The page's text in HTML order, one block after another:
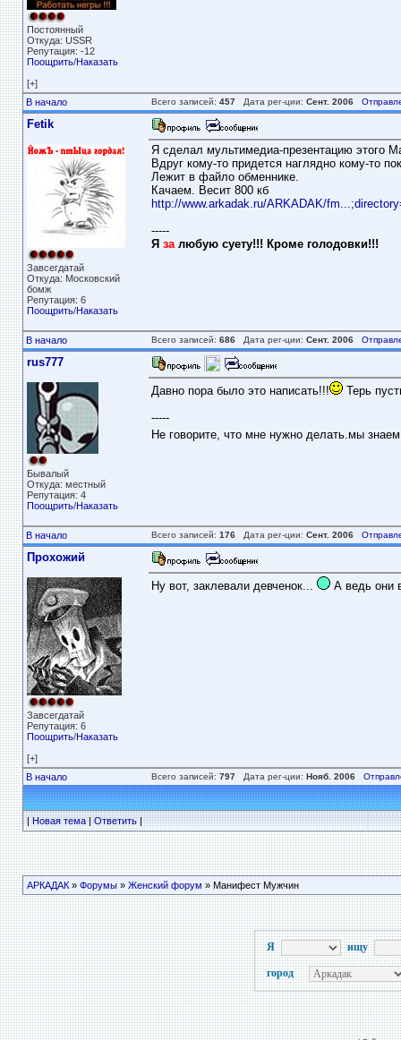
Постоянный
Откуда: USSR
Репутация: -12
Поощрить/Наказать
[+]
В начало
Всего записей: 457Дата рег-ции: Сент. 2006
Fetik
Завсегдатай
Откуда: Московский
бомж
Репутация: 6
Поощрить/Наказать
Я сделал мультимедиа-презентацию этого
Вдруг кому-то придется наглядно кому-то
Лежит в файло обменнике.
Качаем. Весит 800 кб
http://www.arkadak.ru/ARKADAK/
-----
Я залюбую суету!!! Кроме голодовки!!!
В начало Всего записей: 686Дата рег-ции: Сент. 2006
rus777
Бывалый
Откуда: местный
Репутация: 4
Поощрить/Наказать
Давно пора было это написать!!!
Терь
-----
Не говорите, что мне нужно делать.мы
В начало Всего записей: 176Дата рег-ции: Сент. 2006
Прохожий
Завсегдатай
Репутация: 6
Поощрить/Наказать
[+]
Ну вот, заклевали девченок... А ведь они
В начало Всего записей: 797Дата рег-ции: Нояб. 2006
|Новая тема|Ответить|
АРКАДАК» Форумы» Женский форум » Манифест Мужчин
Я ищу
город